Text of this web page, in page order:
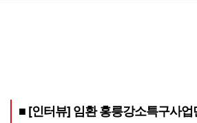
■ [인터뷰] 임환 홍릉강소특구사업